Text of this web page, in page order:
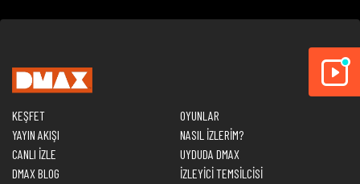
KEŞFET
YAYIN AKIŞI
CANLI İZLE
DMAX BLOG
OYUNLAR
NASIL İZLERİM?
UYDUDA DMAX
İZLEYİCİ TEMSİLCİSİ